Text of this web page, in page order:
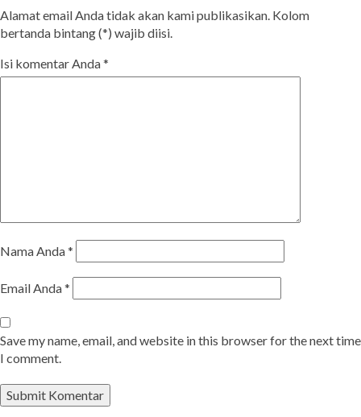
Alamat email Anda tidak akan kami publikasikan. Kolom
bertanda bintang (*) wajib diisi.
Isi komentar Anda*
Nama Anda*
Email Anda*
Save my name, email, and website in this browser for the next time
I comment.